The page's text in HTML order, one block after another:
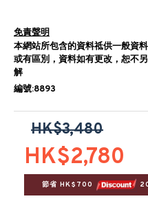
免責聲明
本網站所包含的資料祗供一般資
或有區別，資料如有更改，恕不
解
編號:8893
HK$2,780
HK$3,480
節省 HK$700